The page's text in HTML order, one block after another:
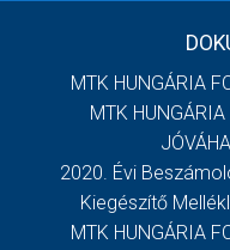
MTK HUNGÁRIA
MTK
2020. Évi
Kiegészítő
MTK HUNGÁRIA